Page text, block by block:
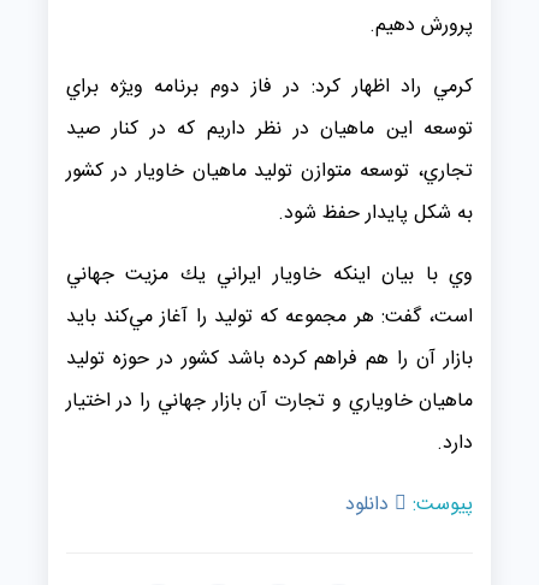
پرورش دهيم.
كرمي راد اظهار كرد: در فاز دوم برنامه ويژه براي
توسعه اين ماهيان در نظر داريم كه در كنار صيد
تجاري، توسعه متوازن توليد ماهيان خاويار در كشور
به شكل پايدار حفظ شود.
وي با بيان اينكه خاويار ايراني يك مزيت جهاني
است، گفت: هر مجموعه كه توليد را آغاز مي‌كند بايد
بازار آن را هم فراهم كرده باشد كشور در حوزه توليد
ماهيان خاوياري و تجارت آن بازار جهاني را در اختيار
دارد.
پیوست:
دانلود